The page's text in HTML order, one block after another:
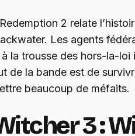
2 relate
Les agents
la trousse des hors-la-loi
de la bande est de
beaucoup de méfaits.
3 :